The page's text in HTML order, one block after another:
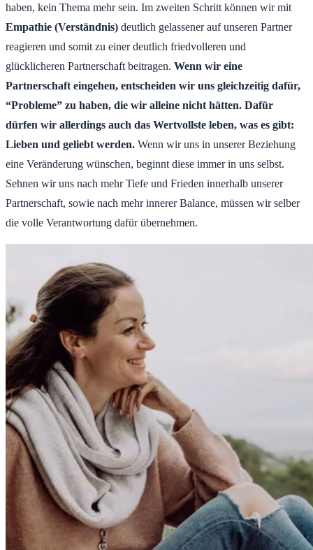
haben, kein Thema mehr sein. Im zweiten Schritt können wir mit
Empathie (Verständnis) deutlich gelassener auf unseren Partner
reagieren und somit zu einer deutlich friedvolleren und
glücklicheren Partnerschaft beitragen. Wenn wir eine
Partnerschaft eingehen, entscheiden wir uns gleichzeitig dafür,
“Probleme” zu haben, die wir alleine nicht hätten. Dafür
dürfen wir allerdings auch das Wertvollste leben, was es gibt:
Lieben und geliebt werden. Wenn wir uns in unserer Beziehung
eine Veränderung wünschen, beginnt diese immer in uns selbst.
Sehnen wir uns nach mehr Tiefe und Frieden innerhalb unserer
Partnerschaft, sowie nach mehr innerer Balance, müssen wir selber
die volle Verantwortung dafür übernehmen.